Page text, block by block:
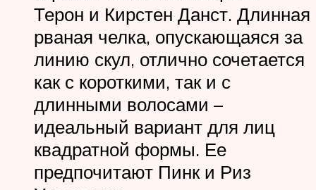
Терон и Кирстен Данст. Длинная
рваная челка, опускающаяся за
линию скул, отлично сочетается
как с короткими, так и с
длинными волосами –
идеальный вариант для лиц
квадратной формы. Ее
предпочитают Пинк и Риз